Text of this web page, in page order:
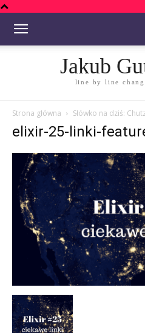
Jakub
line by line
Strona główna Słówko na dziś:
elixir-25-linki-